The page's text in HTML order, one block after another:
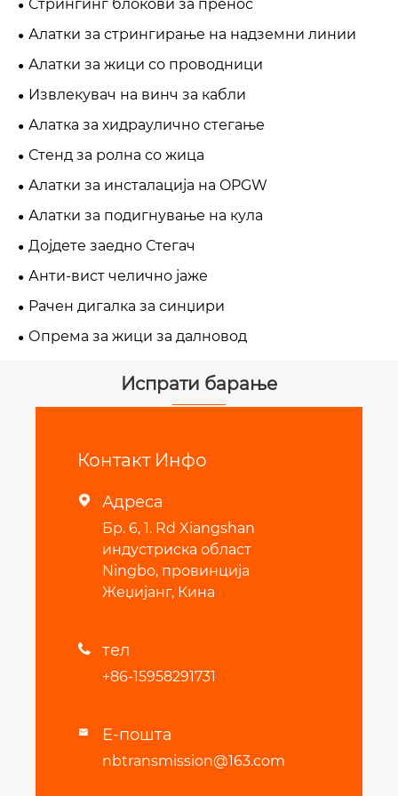
Стрингинг блокови за пренос
Алатки за стрингирање на надземни линии
Алатки за жици со проводници
Извлекувач на винч за кабли
Алатка за хидраулично стегање
Стенд за ролна со жица
Алатки за инсталација на OPGW
Алатки за подигнување на кула
Дојдете заедно Стегач
Анти-вист челично јаже
Рачен дигалка за синџири
Опрема за жици за далновод
Испрати барање
Контакт Инфо
 Адреса
Бр. 6, 1. Rd Xiangshan
индустриска област
Ningbo, провинција
Жеџијанг, Кина
 тел
+86-15958291731
 Е-пошта
nbtransmission@163.com